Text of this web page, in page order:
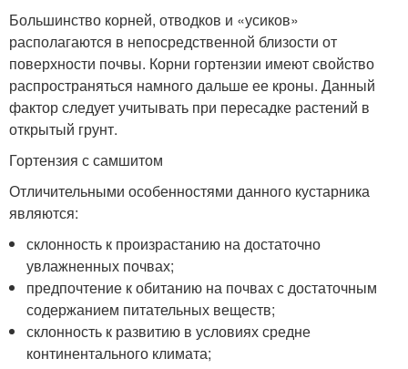
Большинство корней, отводков и «усиков»
располагаются в непосредственной близости от
поверхности почвы. Корни гортензии имеют свойство
распространяться намного дальше ее кроны. Данный
фактор следует учитывать при пересадке растений в
открытый грунт.
Гортензия с самшитом
Отличительными особенностями данного кустарника
являются:
склонность к произрастанию на достаточно
увлажненных почвах;
предпочтение к обитанию на почвах с достаточным
содержанием питательных веществ;
склонность к развитию в условиях средне
континентального климата;